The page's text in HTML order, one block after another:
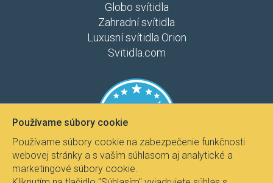
Globo svítidla
Zahradní svítidla
Luxusní svítidla Orion
Svitidla.com
Používame súbory cookie
Používame súbory cookie na zabezpečenie funkčnosti
webovej stránky a s vaším súhlasom aj analytické a
marketingové súbory cookie.